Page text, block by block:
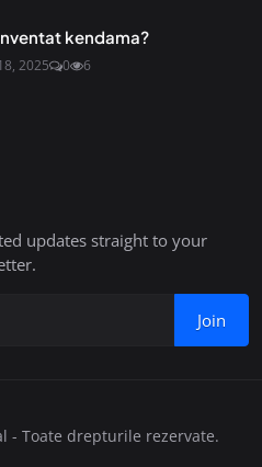
kendama?
2025 0 6
updates straight to your
Join
- Toate drepturile rezervate.